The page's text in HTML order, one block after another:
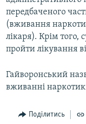
передбаченого
(вживання
лікаря). Крім того,
пройти лікування
Гайворонський
вживанні
Поділитись